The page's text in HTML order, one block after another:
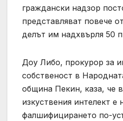
граждански надзор
представляват повече
делът им надхвърля 50
Доу Либо, прокурор за
собственост в
община Пекин, каза, че
изкуствения интелект е
фалшифицирането по-